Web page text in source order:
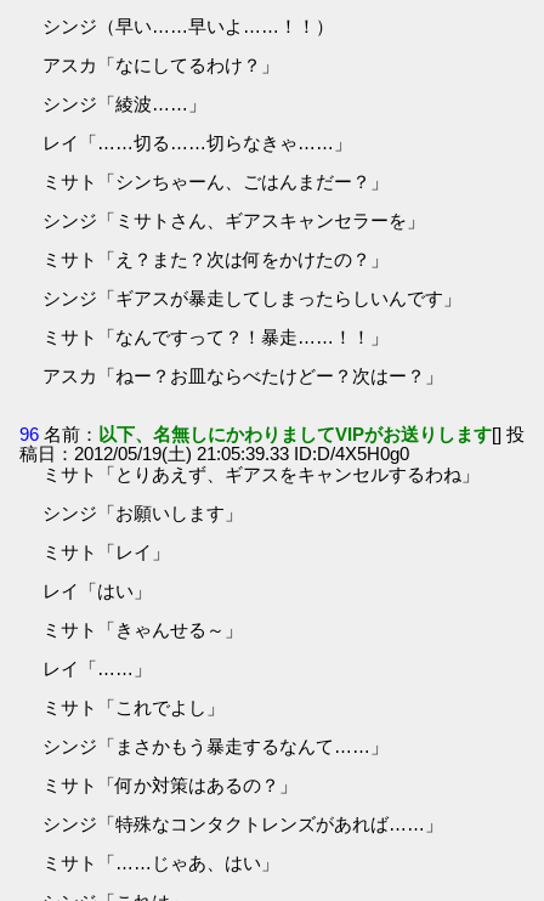
シンジ（早い……早いよ……！！）
アスカ「なにしてるわけ？」
シンジ「綾波……」
レイ「……切る……切らなきゃ……」
ミサト「シンちゃーん、ごはんまだー？」
シンジ「ミサトさん、ギアスキャンセラーを」
ミサト「え？また？次は何をかけたの？」
シンジ「ギアスが暴走してしまったらしいんです」
ミサト「なんですって？！暴走……！！」
アスカ「ねー？お皿ならべたけどー？次はー？」
96 名前： 以下、名無しにかわりましてVIPがお送りします[] 投
稿日：2012/05/19(土) 21:05:39.33 ID:D/4X5H0g0
ミサト「とりあえず、ギアスをキャンセルするわね」
シンジ「お願いします」
ミサト「レイ」
レイ「はい」
ミサト「きゃんせる～」
レイ「……」
ミサト「これでよし」
シンジ「まさかもう暴走するなんて……」
ミサト「何か対策はあるの？」
シンジ「特殊なコンタクトレンズがあれば……」
ミサト「……じゃあ、はい」